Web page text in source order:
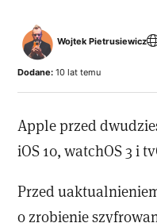
Wojtek Pietrusiewicz
Dodane: 10 lat temu
Apple przed
iOS 10, watchOS 3 i
Przed
o zrobienie